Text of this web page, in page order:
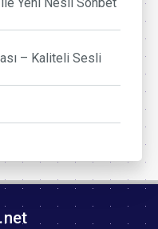
– Kaliteli Sesli